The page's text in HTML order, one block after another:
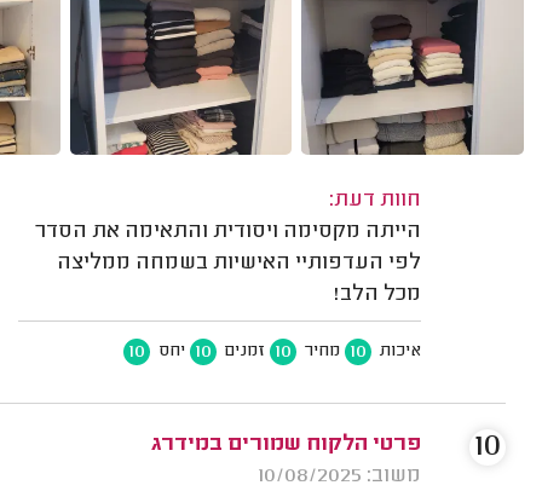
חוות דעת:
הייתה מקסימה ויסודית והתאימה את הסדר
לפי העדפותיי האישיות בשמחה ממליצה
מכל הלב!
איכות 10 מחיר 10 זמנים 10 יחס 10
פרטי הלקוח שמורים במידרג
משוב: 10/08/2025
10